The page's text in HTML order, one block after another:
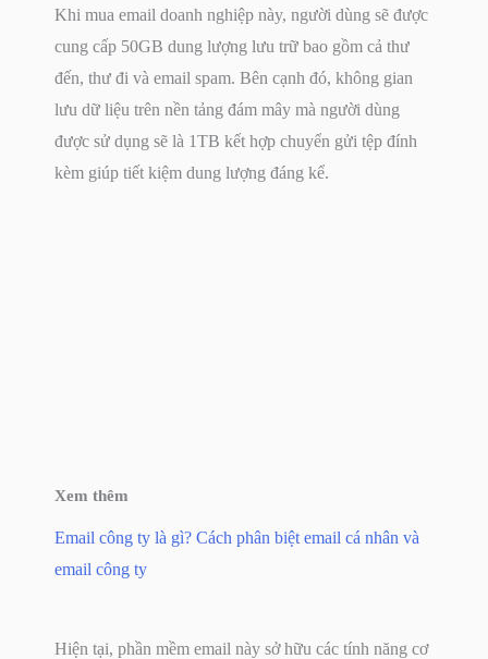
Khi mua email doanh nghiệp này, người dùng sẽ được
cung cấp 50GB dung lượng lưu trữ bao gồm cả thư
đến, thư đi và email spam. Bên cạnh đó, không gian
lưu dữ liệu trên nền tảng đám mây mà người dùng
được sử dụng sẽ là 1TB kết hợp chuyển gửi tệp đính
kèm giúp tiết kiệm dung lượng đáng kể.
Email công ty là gì? Cách phân biệt email cá nhân và
email công ty
Hiện tại, phần mềm email này sở hữu các tính năng cơ